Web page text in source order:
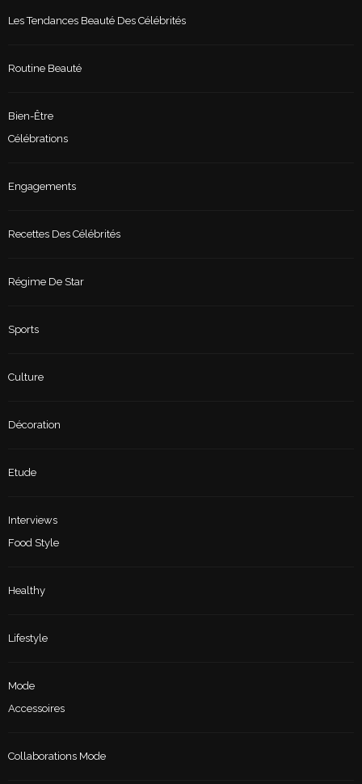
Les Tendances Beauté Des Célébrités
Routine Beauté
Bien-Être
Célébrations
Engagements
Recettes Des Célébrités
Régime De Star
Sports
Culture
Décoration
Etude
Interviews
Food Style
Healthy
Lifestyle
Mode
Accessoires
Collaborations Mode